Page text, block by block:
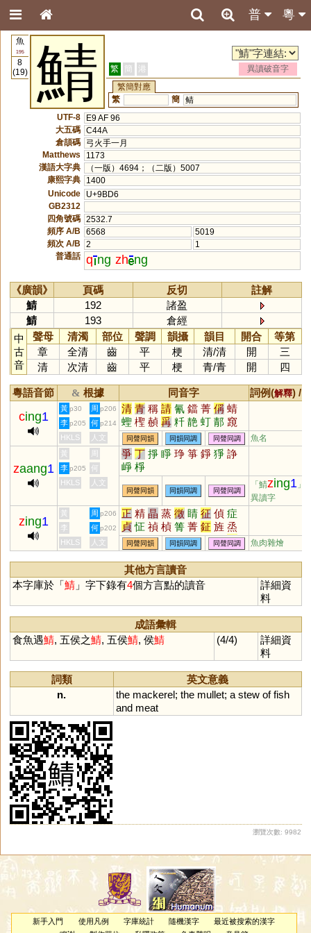
粵
普
魚
195
8
(19)
鯖 繁 簡 港
異讀破音字
繁簡對應
繁
簡 鲭
UTF-8
E9 AF 96
大五碼 C44A
倉頡碼
弓火手一月
Matthews
1173
漢語大字典
（一版）4694；（二版）5007
康熙字典
1400
Unicode
U+9BD6
GB2312
四角號碼 2532.7
頻序 A/B
6568
5019
頻次 A/B
2
1
普通話 q ng zh ng
《廣韻》 頁碼 反切
註解
鯖
192
諸盈
鯖
193
倉經
中
古
音
聲母 清濁 部位 聲調 韻攝 韻目 開合
等第
章
全清 齒 平 梗 清/清 開
三
清
次清 齒 平 梗 青/青 開 四
粵語音節 & 根據 同音字 詞例(解釋) /
cing1
黃 p30 周 p206 清 青 稱 請 氰 鐺 菁 偁 蜻
蟶 檉 赬 爯 粁 靘 虰 郬 竀
圊
李 p205 何 p214
HKLS 人文 同聲同韻 同韻同調 同聲同調 魚名
zaang1
黃 周 爭 丁 掙 睜 琤 箏 錚 猙 諍
崢 棦
李 p205
何
HKLS
人文
同聲同韻 同韻同調 同聲同調
「鯖zing1 」
異讀字
zing1
黃 周 p206 正 精 晶 蒸 徵 睛 征 偵 症
貞 怔 禎 楨 箐 菁 鉦 旌 烝
湞 赬 鶄 篜 聇 炡 脀 媜 姃
寊 遉 旍 癥 眐 鼱
李 何 p202
HKLS 人文 同聲同韻 同韻同調 同聲同調 魚肉雜燴
其他方言讀音
本字庫於「鯖」字下錄有4個方言點的讀音
詳細資
料
成語彙輯
食魚遇鯖, 五侯之鯖, 五侯鯖, 侯鯖 (4/4)
詳細資
料
詞類
英文意義
n.
the mackerel; the mullet; a stew of fish
and meat
瀏覽次數: 9982
新手入門 使用凡例 字庫統計 隨機漢字
最近被搜索的漢字